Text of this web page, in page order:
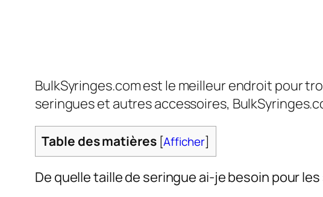
BulkSyringes.com est le meilleur endroit pour
seringues et autres accessoires,
Table des matières [Afficher]
De quelle taille de seringue ai-je besoin pour